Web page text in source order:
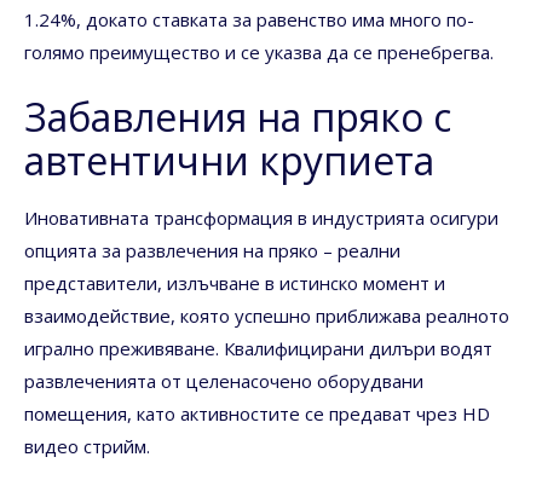
1.24%, докато ставката за равенство има много по-
голямо преимущество и се указва да се пренебрегва.
Забавления на пряко с
автентични крупиета
Иновативната трансформация в индустрията осигури
опцията за развлечения на пряко – реални
представители, излъчване в истинско момент и
взаимодействие, която успешно приближава реалното
игрално преживяване. Квалифицирани дилъри водят
развлеченията от целенасочено оборудвани
помещения, като активностите се предават чрез HD
видео стрийм.